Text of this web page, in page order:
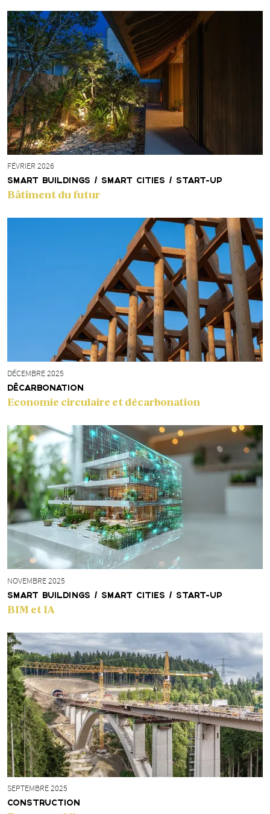
FÉVRIER 2026
SMART BUILDINGS / SMART CITIES / START-UP
Bâtiment du futur
DÉCEMBRE 2025
DÉCARBONATION
Economie circulaire et décarbonation
NOVEMBRE 2025
SMART BUILDINGS / SMART CITIES / START-UP
BIM et IA
SEPTEMBRE 2025
CONSTRUCTION